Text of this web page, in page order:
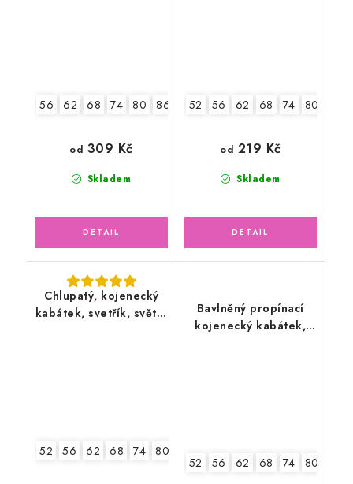
56 62 68 74 80 86
Skladem
od 309 Kč
52 56 62 68 74 80
Skladem
od 219 Kč
Chlupatý, kojenecký
kabátek, svetřík, světle
52 56 62 68 74 80
Bavlněný propínací
kojenecký kabátek,
52 56 62 68 74 80